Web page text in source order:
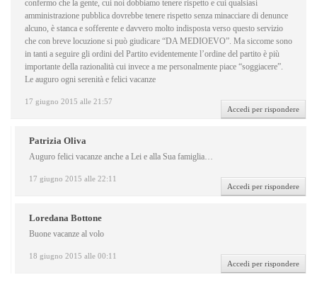
17 giugno 2015 alle 21:57
confermo che la gente, cui noi dobbiamo tenere rispetto e cui qualsiasi
amministrazione pubblica dovrebbe tenere rispetto senza minacciare di denunce
alcuno, è stanca e sofferente e davvero molto indisposta verso questo servizio
che con breve locuzione si può giudicare “DA MEDIOEVO”. Ma siccome sono
in tanti a seguire gli ordini del Partito evidentemente l’ordine del partito è più
importante della razionalità cui invece a me personalmente piace “soggiacere”.
Le auguro ogni serenità e felici vacanze
Accedi per rispondere
Patrizia Oliva
17 giugno 2015 alle 22:11
Auguro felici vacanze anche a Lei e alla Sua famiglia…
Accedi per rispondere
Loredana Bottone
18 giugno 2015 alle 00:11
Buone vacanze al volo
Accedi per rispondere